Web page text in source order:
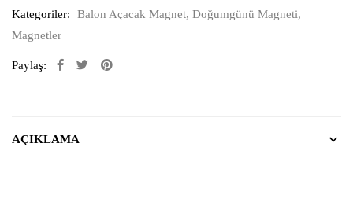
Kategoriler: Balon Açacak Magnet, Doğumgünü Magneti,
Magnetler
Paylaş:
AÇIKLAMA